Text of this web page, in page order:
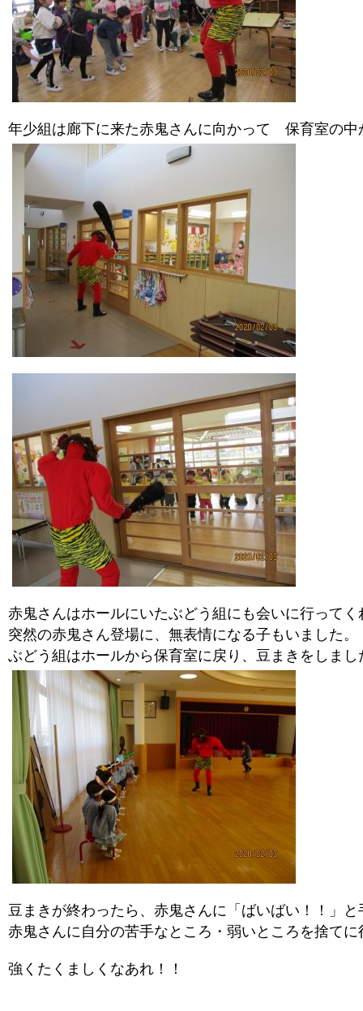
年少組は廊下に来た赤鬼さんに向かって 保育室の中
赤鬼さんはホールにいたぶどう組にも会いに行ってく
突然の赤鬼さん登場に、無表情になる子もいました。
ぶどう組はホールから保育室に戻り、豆まきをしまし
豆まきが終わったら、赤鬼さんに「ばいばい！！」
赤鬼さんに自分の苦手なところ・弱いところを捨て
強くたくましくなあれ！！